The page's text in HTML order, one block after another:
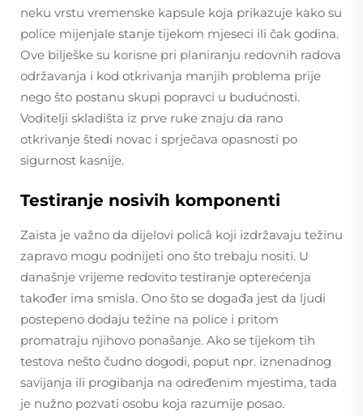
neku vrstu vremenske kapsule koja prikazuje kako su
police mijenjale stanje tijekom mjeseci ili čak godina.
Ove bilješke su korisne pri planiranju redovnih radova
održavanja i kod otkrivanja manjih problema prije
nego što postanu skupi popravci u budućnosti.
Voditelji skladišta iz prve ruke znaju da rano
otkrivanje štedi novac i sprječava opasnosti po
sigurnost kasnije.
Testiranje nosivih komponenti
Zaista je važno da dijelovi policâ koji izdržavaju težinu
zapravo mogu podnijeti ono što trebaju nositi. U
današnje vrijeme redovito testiranje opterećenja
također ima smisla. Ono što se događa jest da ljudi
postepeno dodaju težine na police i pritom
promatraju njihovo ponašanje. Ako se tijekom tih
testova nešto čudno dogodi, poput npr. iznenadnog
savijanja ili progibanja na određenim mjestima, tada
je nužno pozvati osobu koja razumije posao.